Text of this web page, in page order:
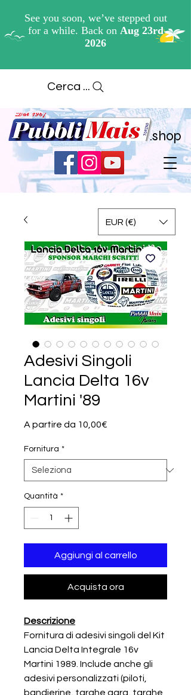
.shop
Cerca ...
Adesivi Singoli
Lancia Delta 16v
Martini '89
A partire da 10,00€
Fornitura *
Quantità *
Aggiungi al carrello
Acquista ora
Descrizione
Fornitura di adesivi singoli del Kit
Lancia Delta Integrale 16v
Martini 1989. Include anche gli
adesivi personalizzati (piloti,
bandierine, targhe gara, targhe
EUR (€)